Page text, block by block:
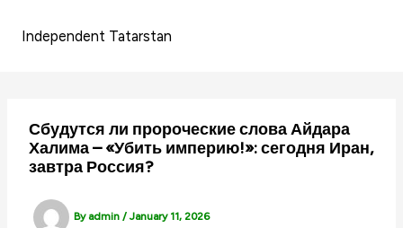
Independent Tatarstan
Сбудутся ли пророческие слова Айдара
Халима – «Убить империю!»: сегодня Иран,
завтра Россия?
By admin/January 11, 2026